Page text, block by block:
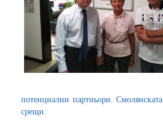
потенциални партньори.
срещи.